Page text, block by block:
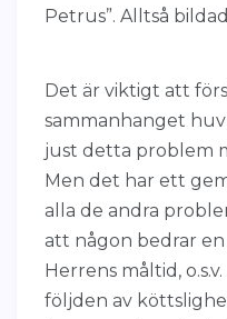
Petrus”. Alltså
Det är viktigt att
sammanhanget
just detta problem
Men det har ett
alla de andra
att någon bedrar
Herrens måltid,
följden av